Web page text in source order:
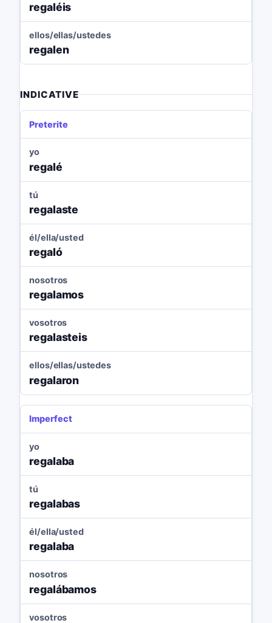
regaléis
ellos/ellas/ustedes
regalen
INDICATIVE
Preterite
yo
regalé
tú
regalaste
él/ella/usted
regaló
nosotros
regalamos
vosotros
regalasteis
ellos/ellas/ustedes
regalaron
Imperfect
yo
regalaba
tú
regalabas
él/ella/usted
regalaba
nosotros
regalábamos
vosotros